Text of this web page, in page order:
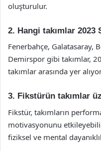
oluşturulur.
2. Hangi takımlar 2023
Fenerbahçe, Galatasaray,
Demirspor gibi takımlar,
takımlar arasında yer
3. Fikstürün takımlar
Fikstür, takımların
motivasyonunu
fiziksel ve mental